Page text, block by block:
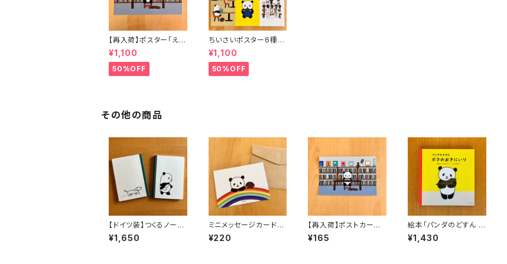
【再入荷】ポスター「えほ
んくら」（額装なし）
¥1,100
50%OFF
ちいさいポスター6種（A
4）
¥1,100
50%OFF
その他の商品
【ドイツ装】つくるノート
ブック パンダのどすん
¥1,650
ミニメッセージカードセ
ット
¥220
【再入荷】ポストカード
「えほんくら」
¥165
絵本「パンダのどすん ボ
クのおきにいり」
¥1,430